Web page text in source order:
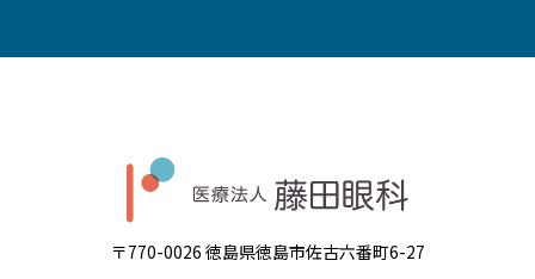
〒770-0026 徳島県徳島市佐古六番町6-27